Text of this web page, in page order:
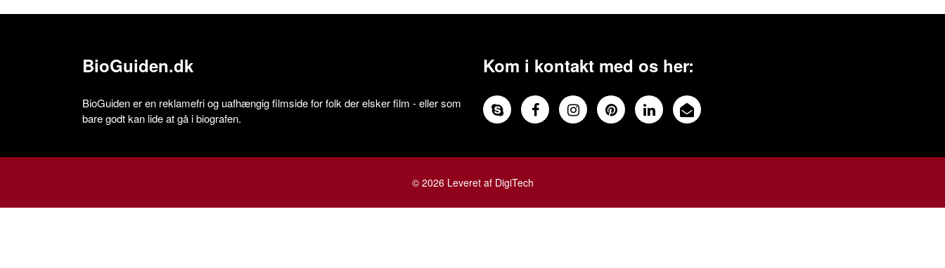
BioGuiden.dk
BioGuiden er en reklamefri og uafhængig filmside for folk der elsker film - eller som
bare godt kan lide at gå i biografen.
Kom i kontakt med os her:
© 2026 Leveret af DigiTech